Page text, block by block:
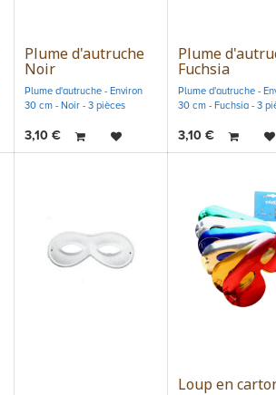
Plume d'autruche
Noir
Plume d'autruche - Environ
30 cm - Noir - 3 pièces
3,10€
Plume
Fuchsia
Plume d'autruche -
30 cm - Fuchsia - 3
3,10€
Loup en